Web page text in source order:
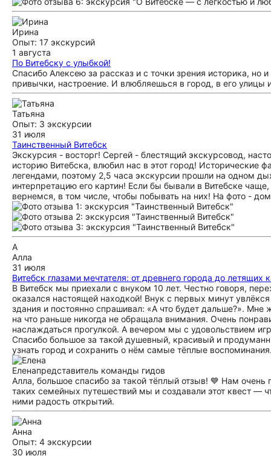
Ирина
Опыт: 17 экскурсий
1 августа
По Витебску с улыбкой!
Спасибо Алексею за рассказ и с точки зрения историка,
привычки, настроение. И влюбляешься в город, в его
Татьяна
Опыт: 3 экскурсии
31 июля
Таинственный Витебск
Экскурсия - восторг! Сергей - блестящий экскурсовод,
историю Витебска, влюбил нас в этот город!
легендами, поэтому 2,5 часа экскурсии прошли на одном
интерпретацию его картин! Если бы бывали в Витебске
вернемся, в том числе, чтобы побывать на них! На фото -
А
Алла
31 июля
Витебск глазами мечтателя: от древнего города до летящих
В Витебск мы приехали с внуком 10 лет. Честно говоря,
оказался настоящей находкой! Внук с первых минут
здания и постоянно спрашивал: «А что будет дальше?». Мне
на что раньше никогда не обращала внимания. Очень
наслаждаться прогулкой. А вечером мы с удовольствием
Спасибо большое за такой душевный, красивый и
узнать город и сохранить о нём самые тёплые
Еленапредставитель команды гидов
Алла, большое спасибо за такой тёплый отзыв! 💙 Нам
таких семейных путешествий мы и создавали этот квест —
ними радость открытий.
Анна
Опыт: 4 экскурсии
30 июля